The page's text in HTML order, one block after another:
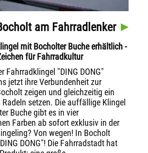
am Fahrradlenker
mit Bocholter Buche erhältlich -
für Fahrradkultur
Fahrradklingel "DING DONG"
jetzt ihre Verbundenheit zur
zeigen und gleichzeitig ein
setzen. Die auffällige Klingel
Buche gibt es in vier
Farben ab sofort exklusiv in der
Von wegen! In Bocholt
DONG"! Die Fahrradstadt hat